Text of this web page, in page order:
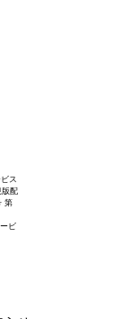
ス
版配
第
ビ